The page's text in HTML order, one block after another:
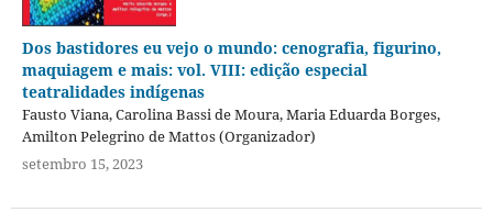
Dos bastidores eu vejo o mundo: cenografia, figurino,
maquiagem e mais: vol. VIII: edição especial
teatralidades indígenas
Fausto Viana, Carolina Bassi de Moura, Maria Eduarda Borges,
Amilton Pelegrino de Mattos (Organizador)
setembro 15, 2023